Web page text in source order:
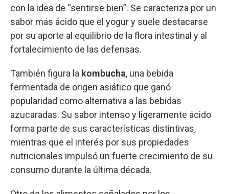
con la idea de “sentirse bien”. Se caracteriza por un
sabor más ácido que el yogur y suele destacarse
por su aporte al equilibrio de la flora intestinal y al
fortalecimiento de las defensas.
También figura la kombucha, una bebida
fermentada de origen asiático que ganó
popularidad como alternativa a las bebidas
azucaradas. Su sabor intenso y ligeramente ácido
forma parte de sus características distintivas,
mientras que el interés por sus propiedades
nutricionales impulsó un fuerte crecimiento de su
consumo durante la última década.